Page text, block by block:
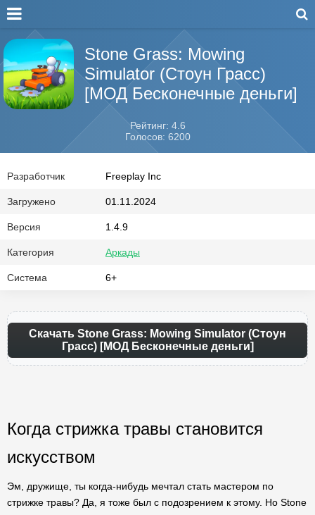
Stone Grass: Mowing
Simulator (Стоун Грасс)
[МОД Бесконечные деньги]
Рейтинг: 4.6
Голосов: 6200
Разработчик Freeplay Inc
Загружено 01.11.2024
Версия 1.4.9
Категория Аркады
Система 6+
Скачать Stone Grass: Mowing Simulator (Стоун
Грасс) [МОД Бесконечные деньги]
Когда стрижка травы становится
искусством
Эм, дружище, ты когда-нибудь мечтал стать мастером по
стрижке травы? Да, я тоже был с подозрением к этому. Но Stone